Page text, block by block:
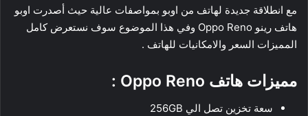
مع انطلاقة جديدة لهاتف من اوبو بمواصفات عالية حيث أصدرت اوبو
هاتف رينو Oppo Reno وفي هذا الموضوع سوف نستعرض كامل
المميزات السعر والامكانيات للهاتف .
مميزات هاتف Oppo Reno :
سعة تخزين تصل الي 256GB